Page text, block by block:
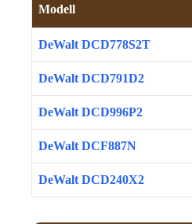
Modell
DeWalt DCD778S2T
DeWalt DCD791D2
DeWalt DCD996P2
DeWalt DCF887N
DeWalt DCD240X2